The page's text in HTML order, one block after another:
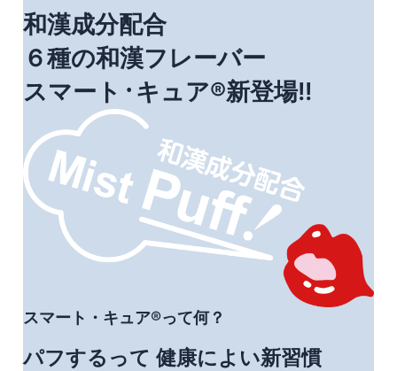
和漢成分配合
６種の和漢フレーバー
スマート᛫キュア®新登場!!
スマート・キュア®って何？
パフするって 健康によい新習慣